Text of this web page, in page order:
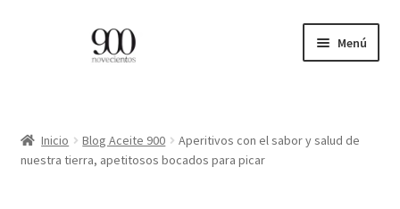
Menú
EN
Inicio Blog Aceite 900
Aperitivos con el sabor y salud de
nuestra tierra, apetitosos bocados para picar